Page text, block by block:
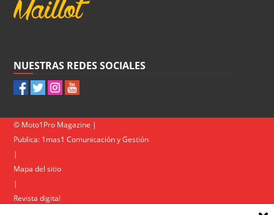
NUESTRAS REDES SOCIALES
© Moto1Pro Magazine |
Publica: 1mas1 Comunicación y Gestión
|
Mapa del sitio
|
Revista digital